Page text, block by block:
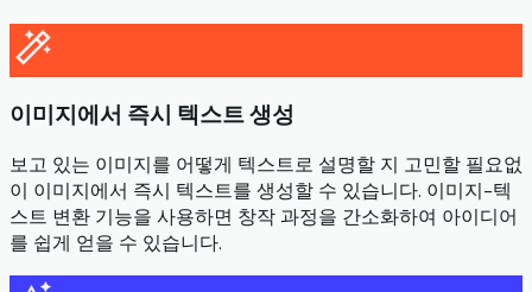
이미지에서 즉시 텍스트 생성
보고 있는 이미지를 어떻게 텍스트로 설명할 지 고민할 필요없
이 이미지에서 즉시 텍스트를 생성할 수 있습니다. 이미지-텍
스트 변환 기능을 사용하면 창작 과정을 간소화하여 아이디어
를 쉽게 얻을 수 있습니다.